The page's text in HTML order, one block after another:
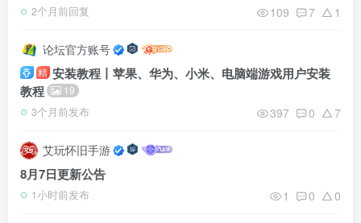
2个月前回复 109 7 1
论坛官方账号
精 安装教程丨苹果、华为、小米、电脑端游戏用户安装
教程
19
3个月前发布 397 0 7
艾玩怀旧手游
8月7日更新公告
1小时前发布 1 0 0